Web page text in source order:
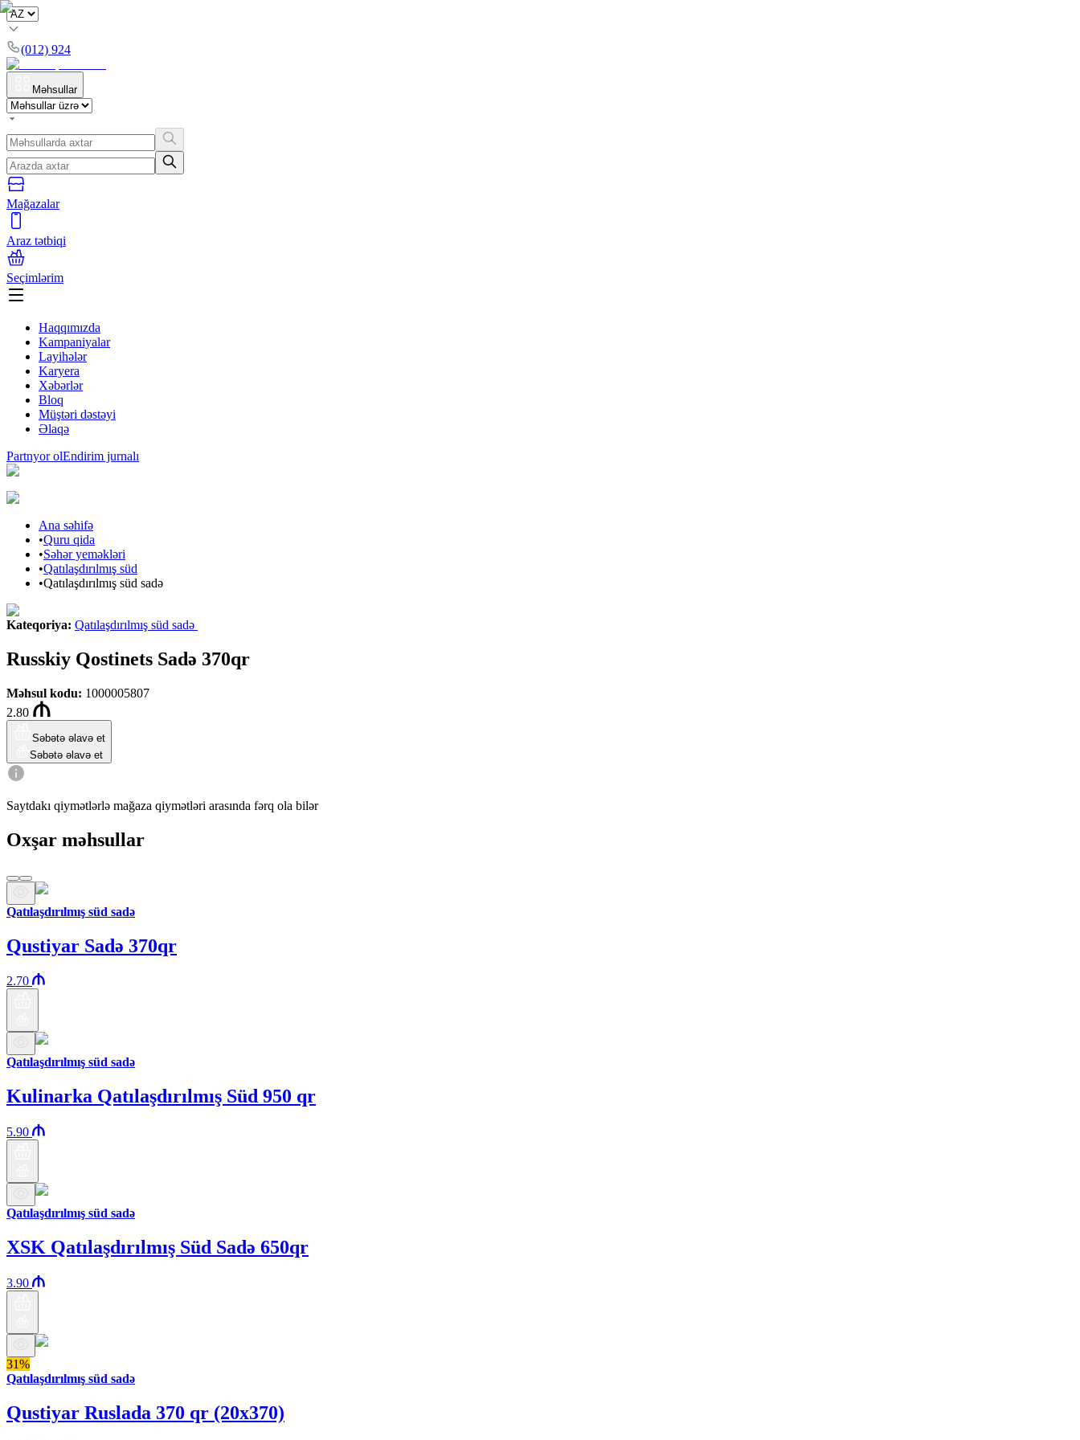
(012) 924
Məhsullar
Mağazalar
Araz tətbiqi
Seçimlərim
Haqqımızda
Kampaniyalar
Layihələr
Karyera
Xəbərlər
Bloq
Müştəri dəstəyi
Əlaqə
Partnyor olEndirim jurnalı
Ana səhifə
•Quru qida
•Səhər yeməkləri
•Qatılaşdırılmış süd
•Qatılaşdırılmış süd sadə
Kateqoriya: Qatılaşdırılmış süd sadə
Russkiy Qostinets Sadə 370qr
Məhsul kodu: 1000005807
2.80
Səbətə əlavə et
Səbətə əlavə et
Saytdakı qiymətlərlə mağaza qiymətləri arasında fərq ola bilər
Oxşar məhsullar
Qatılaşdırılmış süd sadə
Qustiyar Sadə 370qr
2.70
Qatılaşdırılmış süd sadə
Kulinarka Qatılaşdırılmış Süd 950 qr
5.90
Qatılaşdırılmış süd sadə
XSK Qatılaşdırılmış Süd Sadə 650qr
3.90
31%
Qatılaşdırılmış süd sadə
Qustiyar Ruslada 370 qr (20x370)